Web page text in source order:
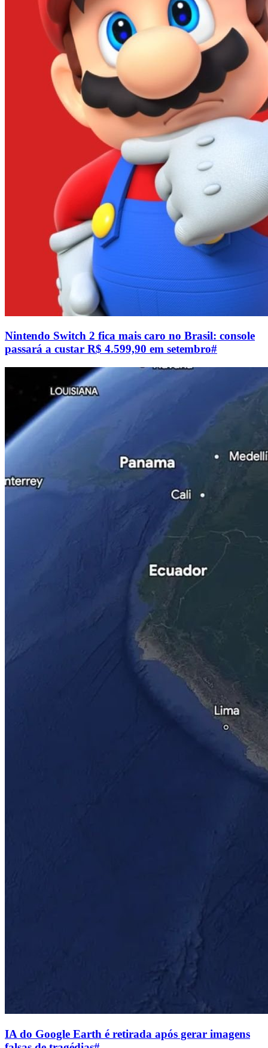
Nintendo Switch 2 fica mais caro no Brasil: console
passará a custar R$ 4.599,90 em setembro#
IA do Google Earth é retirada após gerar imagens